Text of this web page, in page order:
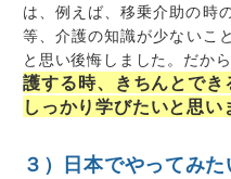
は、例えば、移乗介助の時
等、介護の知識が少ないこ
と思い後悔しました。だから
護する時、きちんとで
しっかり学びたいと思い
３）日本でやってみ